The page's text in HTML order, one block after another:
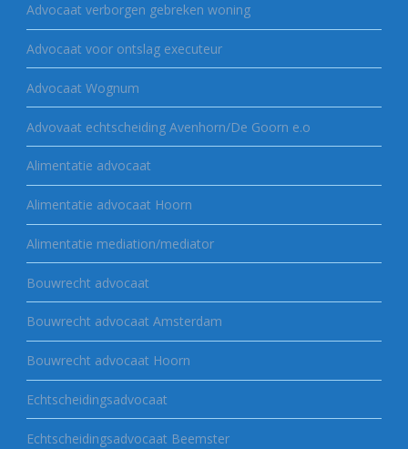
Advocaat verborgen gebreken woning
Advocaat voor ontslag executeur
Advocaat Wognum
Advovaat echtscheiding Avenhorn/De Goorn e.o
Alimentatie advocaat
Alimentatie advocaat Hoorn
Alimentatie mediation/mediator
Bouwrecht advocaat
Bouwrecht advocaat Amsterdam
Bouwrecht advocaat Hoorn
Echtscheidingsadvocaat
Echtscheidingsadvocaat Beemster